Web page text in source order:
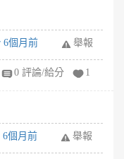
6個月前 舉報
0 評論/給分 1
6個月前 舉報